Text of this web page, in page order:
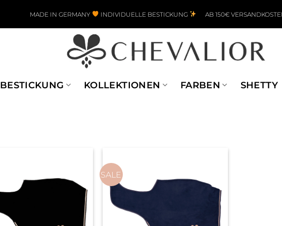
MADE IN GERMANY INDIVIDUELLE BESTICKUNG AB 150€
BESTICKUNG KOLLEKTIONEN FARBEN SHETTY
SALE